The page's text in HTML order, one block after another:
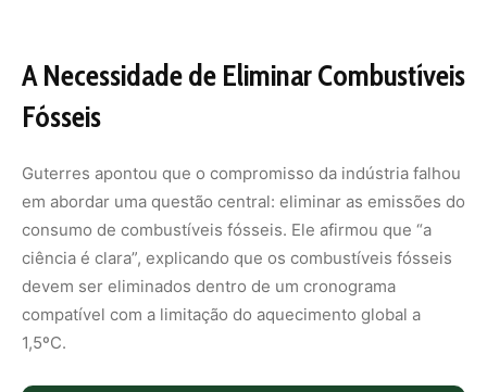
A Necessidade de Eliminar Combustíveis
Fósseis
Guterres apontou que o compromisso da indústria falhou
em abordar uma questão central: eliminar as emissões do
consumo de combustíveis fósseis. Ele afirmou que “a
ciência é clara”, explicando que os combustíveis fósseis
devem ser eliminados dentro de um cronograma
compatível com a limitação do aquecimento global a
1,5ºC.